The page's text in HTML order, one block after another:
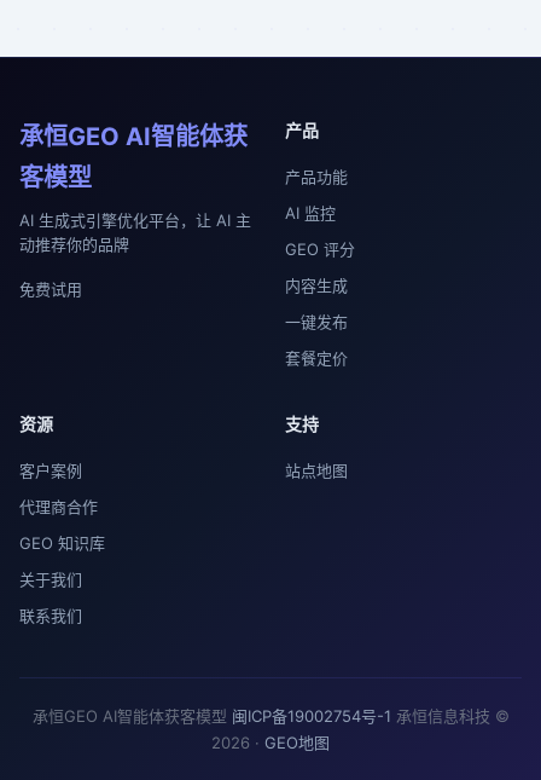
承恒GEO AI智能体获
客模型
AI 生成式引擎优化平台，让 AI 主
动推荐你的品牌
免费试用
产品
产品功能
AI 监控
GEO 评分
内容生成
一键发布
套餐定价
资源
客户案例
代理商合作
GEO 知识库
关于我们
联系我们
支持
站点地图
承恒GEO AI智能体获客模型 闽ICP备19002754号-1 承恒信息科技 ©
2026 · GEO地图